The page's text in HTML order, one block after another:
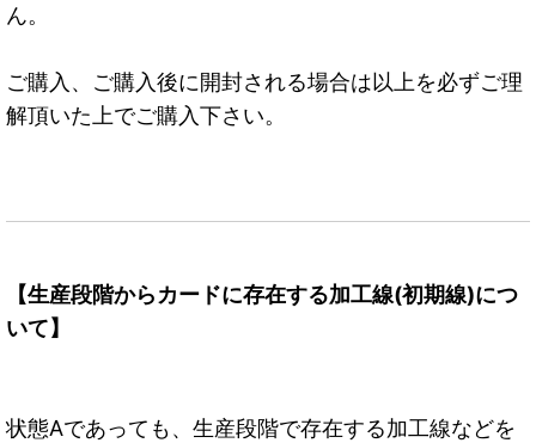
ん。
ご購入、ご購入後に開封される場合は以上を必ずご理
解頂いた上でご購入下さい。
【生産段階からカードに存在する加工線(初期線)につ
いて】
状態Aであっても、生産段階で存在する加工線などを